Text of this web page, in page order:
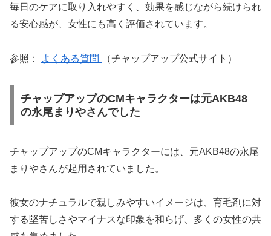
毎日のケアに取り入れやすく、効果を感じながら続けられ
る安心感が、女性にも高く評価されています。
参照： よくある質問 （チャップアップ公式サイト）
チャップアップのCMキャラクターは元AKB48
の永尾まりやさんでした
チャップアップのCMキャラクターには、元AKB48の永尾
まりやさんが起用されていました。
彼女のナチュラルで親しみやすいイメージは、育毛剤に対
する堅苦しさやマイナスな印象を和らげ、多くの女性の共